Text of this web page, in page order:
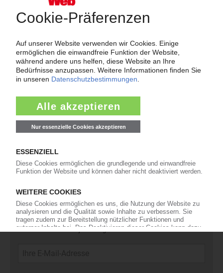
Force Majeure in der Kunststoffindustrie
Fragen und Antworten: Was Kunst­stoff­verarbeiter wissen müssen,
wenn der Lieferant nicht mehr liefert – Informationen zum
Themenkomplex Force Majeure, Corona und Kunststoff-
Preisentwicklung sowie Tipps für die Praxis.
Jetzt lesen
Newsletter
Die wichtigsten Nachrichten und Neuigkeiten aus der